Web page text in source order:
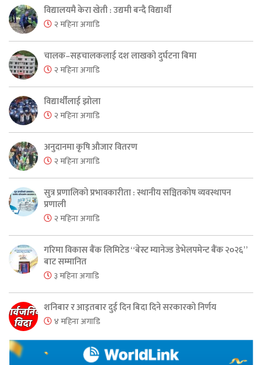
विद्यालयमै केरा खेती : उद्यमी बन्दै विद्यार्थी
२ महिना अगाडि
चालक–सहचालकलाई दश लाखको दुर्घटना बिमा
२ महिना अगाडि
विद्यार्थीलाई झोला
२ महिना अगाडि
अनुदानमा कृषि औजार वितरण
२ महिना अगाडि
सुत्र प्रणालिको प्रभावकारीता : स्थानीय सञ्चितकोष व्यवस्थापन
प्रणाली
२ महिना अगाडि
गरिमा विकास बैंक लिमिटेड “बेस्ट म्यानेज्ड डेभेलपमेन्ट बैंक २०२६”
बाट सम्मानित
३ महिना अगाडि
शनिबार र आइतबार दुई दिन बिदा दिने सरकारको निर्णय
४ महिना अगाडि